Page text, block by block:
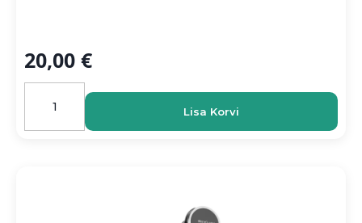
20,00 €
Iminapaga
telefonihoidik
autosse
kogus
Lisa Korvi